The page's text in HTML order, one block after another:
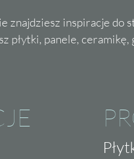
znajdziesz inspiracje do
płytki, panele,